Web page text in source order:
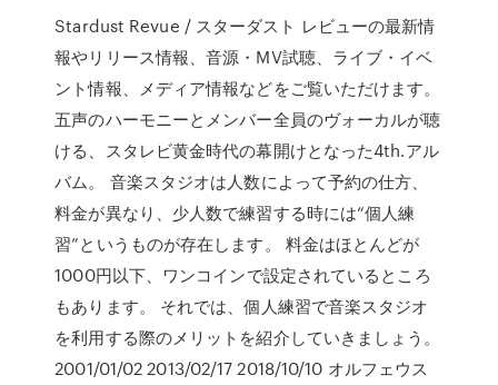
Stardust Revue / スターダスト レビューの最新情
報やリリース情報、音源・MV試聴、ライブ・イベ
ント情報、メディア情報などをご覧いただけます。
五声のハーモニーとメンバー全員のヴォーカルが聴
ける、スタレビ黄金時代の幕開けとなった4th.アル
バム。 音楽スタジオは人数によって予約の仕方、
料金が異なり、少人数で練習する時には“個人練
習”というものが存在します。 料金はほとんどが
1000円以下、ワンコインで設定されているところ
もあります。 それでは、個人練習で音楽スタジオ
を利用する際のメリットを紹介していきましょう。
2001/01/02 2013/02/17 2018/10/10 オルフェウス